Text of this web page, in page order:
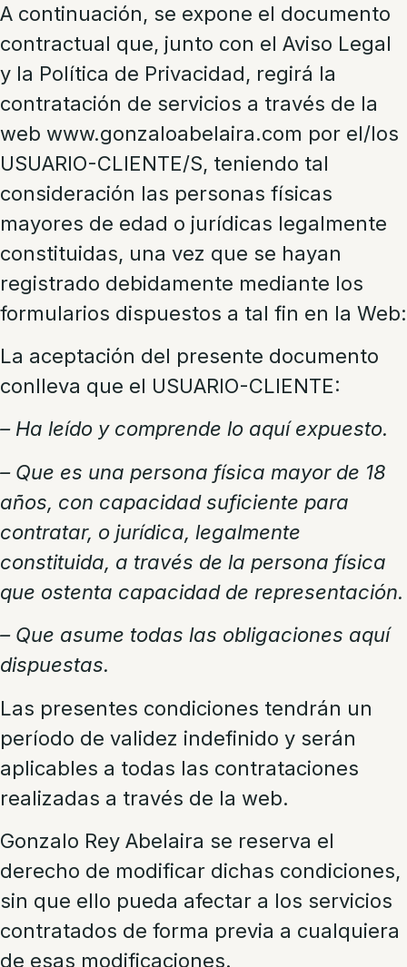
A continuación, se expone el documento
contractual que, junto con el Aviso Legal
y la Política de Privacidad, regirá la
contratación de servicios a través de la
web www.gonzaloabelaira.com por el/los
USUARIO-CLIENTE/S, teniendo tal
consideración las personas físicas
mayores de edad o jurídicas legalmente
constituidas, una vez que se hayan
registrado debidamente mediante los
formularios dispuestos a tal fin en la Web:
La aceptación del presente documento
conlleva que el USUARIO-CLIENTE:
– Ha leído y comprende lo aquí expuesto.
– Que es una persona física mayor de 18
años, con capacidad suficiente para
contratar, o jurídica, legalmente
constituida, a través de la persona física
que ostenta capacidad de representación.
– Que asume todas las obligaciones aquí
dispuestas.
Las presentes condiciones tendrán un
período de validez indefinido y serán
aplicables a todas las contrataciones
realizadas a través de la web.
Gonzalo Rey Abelaira se reserva el
derecho de modificar dichas condiciones,
sin que ello pueda afectar a los servicios
contratados de forma previa a cualquiera
de esas modificaciones.